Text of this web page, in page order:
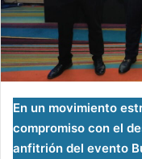
En un movimiento
compromiso con el
anfitrión del evento